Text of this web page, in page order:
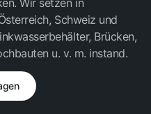
Schweiz und
Brücken,
u. v. m. instand.